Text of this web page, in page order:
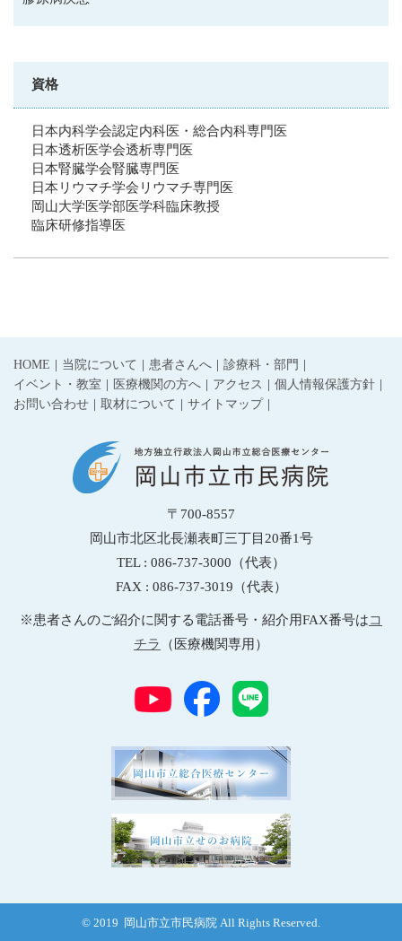
資格
日本内科学会認定内科医・総合内科専門医
日本透析医学会透析専門医
日本腎臓学会腎臓専門医
日本リウマチ学会リウマチ専門医
岡山大学医学部医学科臨床教授
臨床研修指導医
HOME 当院について 患者さんへ
診療科・部門
イベント・教室
医療機関の方へ アクセス
個人情報保護方針
お問い合わせ
取材について サイトマップ
〒700-8557
岡山市北区北長瀬表町三丁目20番1号
TEL : 086-737-3000（代表）
FAX : 086-737-3019（代表）
※患者さんのご紹介に関する電話番号・紹介用FAX番号はコ
チラ
（医療機関専用）
© 2019 岡山市立市民病院 All Rights Reserved.